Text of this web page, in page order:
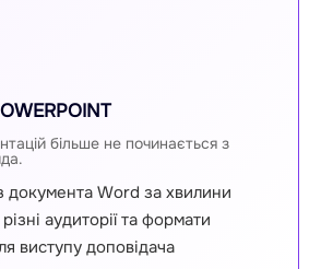
більше не починається з
документа Word за хвилини
аудиторії та формати
виступу доповідача